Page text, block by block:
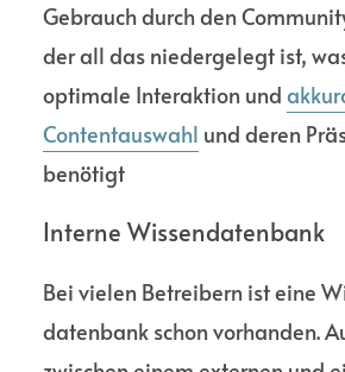
Gebrauch durch den
der all das nieder­gelegt ist,
optimale Inter­aktion und
Contentauswahl und deren
benötigt
Interne Wissen­datenbank
Bei vielen Betreibern ist eine
datenbank schon vorhanden.